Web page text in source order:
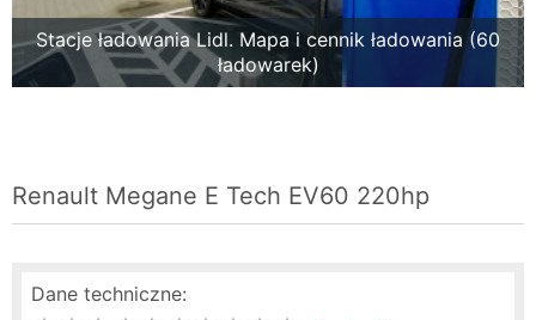
Stacje ładowania Lidl. Mapa i cennik ładowania (60
ładowarek)
Renault Megane E Tech EV60 220hp
Dane techniczne: